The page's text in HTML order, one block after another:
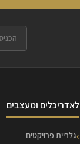
לאדריכלים ומעצבים
גלריית פרויקטים